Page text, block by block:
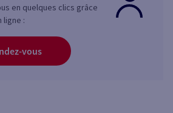
en quelques clics grâce
ligne :
vous